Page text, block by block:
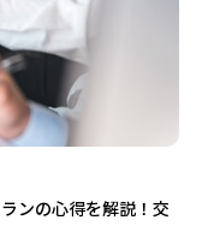
ンの心得を解説！交